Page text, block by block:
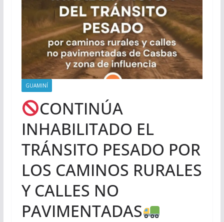
GUAMINÍ
CONTINÚA
INHABILITADO EL
TRÁNSITO PESADO POR
LOS CAMINOS RURALES
Y CALLES NO
PAVIMENTADAS